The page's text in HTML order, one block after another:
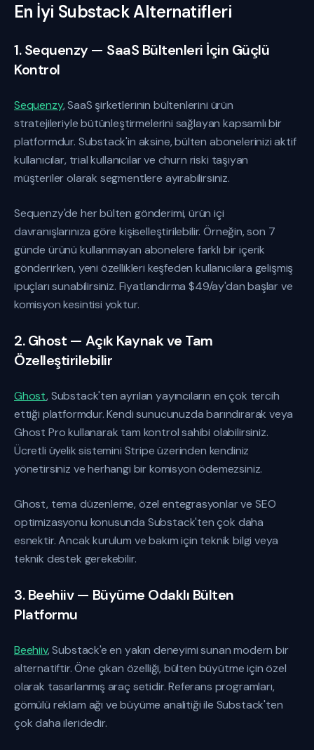
En İyi Substack Alternatifleri
1. Sequenzy — SaaS Bültenleri İçin Güçlü
Kontrol
Sequenzy, SaaS şirketlerinin bültenlerini ürün
stratejileriyle bütünleştirmelerini sağlayan kapsamlı bir
platformdur. Substack'in aksine, bülten abonelerinizi aktif
kullanıcılar, trial kullanıcılar ve churn riski taşıyan
müşteriler olarak segmentlere ayırabilirsiniz.
Sequenzy'de her bülten gönderimi, ürün içi
davranışlarınıza göre kişiselleştirilebilir. Örneğin, son 7
günde ürünü kullanmayan abonelere farklı bir içerik
gönderirken, yeni özellikleri keşfeden kullanıcılara gelişmiş
ipuçları sunabilirsiniz. Fiyatlandırma $49/ay'dan başlar ve
komisyon kesintisi yoktur.
2. Ghost — Açık Kaynak ve Tam
Özelleştirilebilir
Ghost, Substack'ten ayrılan yayıncıların en çok tercih
ettiği platformdur. Kendi sunucunuzda barındırarak veya
Ghost Pro kullanarak tam kontrol sahibi olabilirsiniz.
Ücretli üyelik sistemini Stripe üzerinden kendiniz
yönetirsiniz ve herhangi bir komisyon ödemezsiniz.
Ghost, tema düzenleme, özel entegrasyonlar ve SEO
optimizasyonu konusunda Substack'ten çok daha
esnektir. Ancak kurulum ve bakım için teknik bilgi veya
teknik destek gerekebilir.
3. Beehiiv — Büyüme Odaklı Bülten
Platformu
Beehiiv, Substack'e en yakın deneyimi sunan modern bir
alternatiftir. Öne çıkan özelliği, bülten büyütme için özel
olarak tasarlanmış araç setidir. Referans programları,
gömülü reklam ağı ve büyüme analitiği ile Substack'ten
çok daha ileridedir.